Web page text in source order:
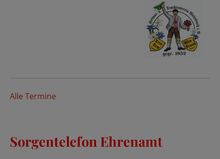
Alle Termine
Sorgentelefon Ehrenamt